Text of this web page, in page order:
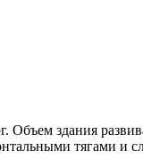
здания
тягами и